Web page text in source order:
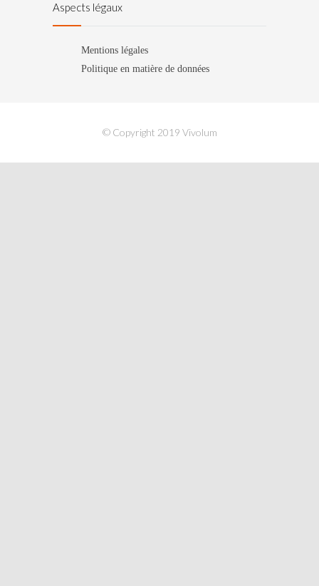
Aspects légaux
Mentions légales
Politique en matière de données
© Copyright 2019 Vivolum